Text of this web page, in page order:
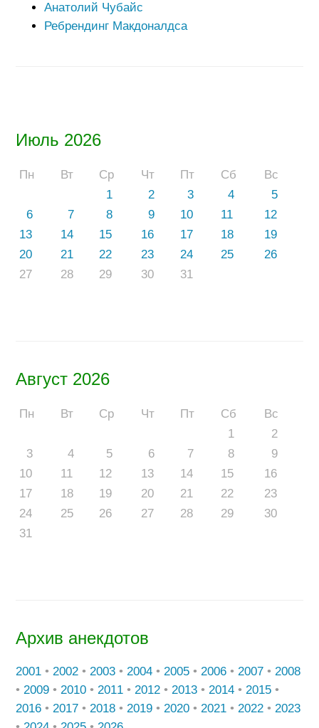
Июль 2026
Пн Вт Ср Чт Пт Сб
Вс
1
2 3 4
5
6
7 8 9 10 11
12
13
14 15 16 17 18
19
20
21 22 23 24 25
26
27
28 29 30 31
Август 2026
Пн Вт Ср Чт Пт Сб
Вс
1
2
3
4 5 6 7 8
9
10
11 12 13 14 15
16
17
18 19 20 21 22
23
24
25 26 27 28 29
30
31
Архив анекдотов
2001 • 2002 • 2003 • 2004 • 2005 • 2006 • 2007 • 2008
• 2009 • 2010 • 2011 • 2012 • 2013 • 2014 • 2015 •
2016 • 2017 • 2018 • 2019 • 2020 • 2021 • 2022 • 2023
Анатолий Чубайс
Ребрендинг Макдоналдса